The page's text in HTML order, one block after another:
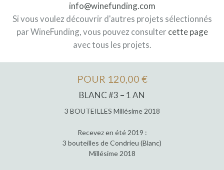
info@winefunding.com
Si vous voulez découvrir d'autres projets sélectionnés
par WineFunding, vous pouvez consulter cette page
avec tous les projets.
POUR 120,00 €
BLANC #3 – 1 AN
3 BOUTEILLES Millésime 2018
Recevez en été 2019 :
3 bouteilles de Condrieu (Blanc)
Millésime 2018